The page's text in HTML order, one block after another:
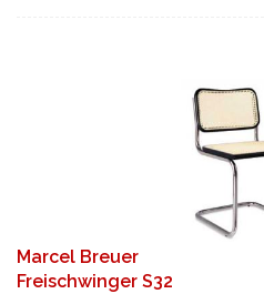
Marcel Breuer
Freischwinger S32